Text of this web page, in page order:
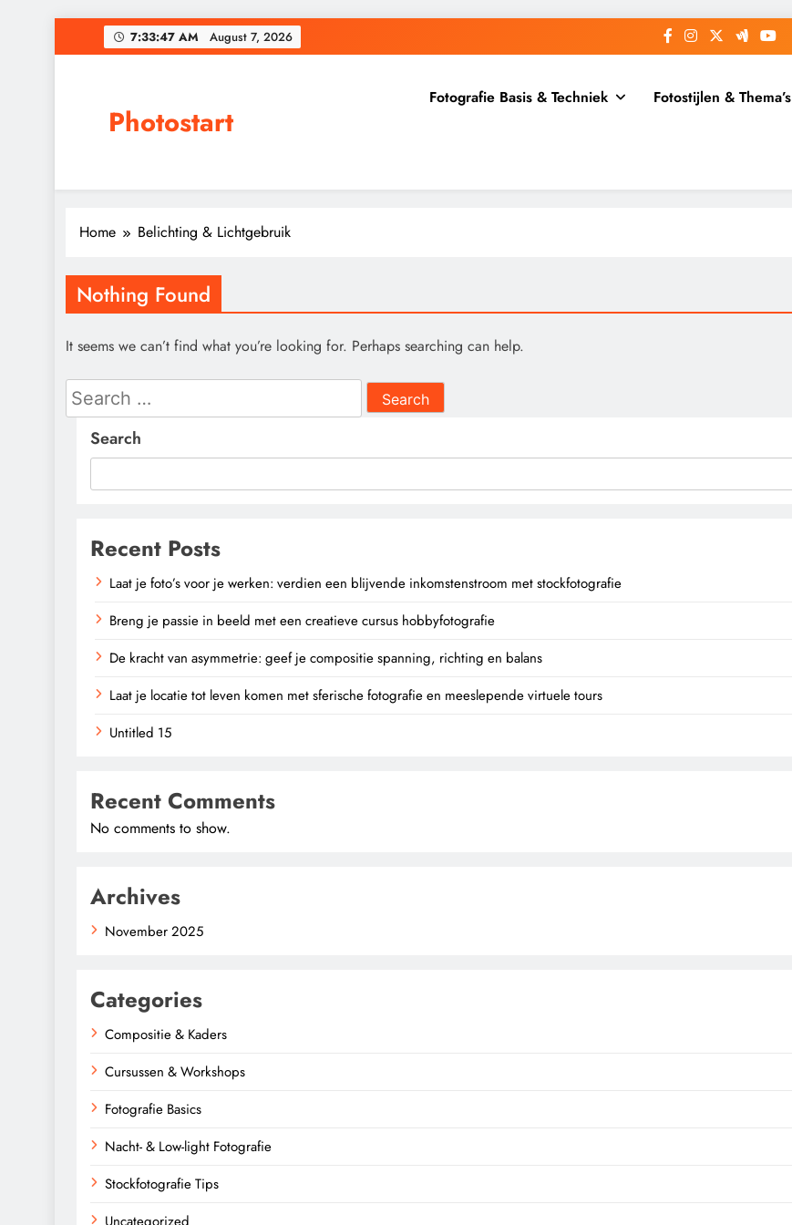
to
7:33:47 AM August 7, 2026
Photostart
Fotografie Basis & Techniek Fotostijlen & Thema’s
Home Belichting & Lichtgebruik
Nothing Found
It seems we can’t find what you’re looking for. Perhaps searching can help.
Search
for:
Search
Recent Posts
Laat je foto’s voor je werken: verdien een blijvende inkomstenstroom met stockfotografie
Breng je passie in beeld met een creatieve cursus hobbyfotografie
De kracht van asymmetrie: geef je compositie spanning, richting en balans
Laat je locatie tot leven komen met sferische fotografie en meeslepende virtuele tours
Untitled 15
Recent Comments
No comments to show.
Archives
November 2025
Categories
Compositie & Kaders
Cursussen & Workshops
Fotografie Basics
Nacht- & Low-light Fotografie
Stockfotografie Tips